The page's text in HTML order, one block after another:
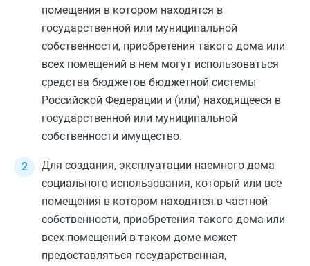
помещения в котором находятся в
государственной или муниципальной
собственности, приобретения такого дома или
всех помещений в нем могут использоваться
средства бюджетов бюджетной системы
Российской Федерации и (или) находящееся в
государственной или муниципальной
собственности имущество.
Для создания, эксплуатации наемного дома
социального использования, который или все
помещения в котором находятся в частной
собственности, приобретения такого дома или
всех помещений в таком доме может
предоставляться государственная,